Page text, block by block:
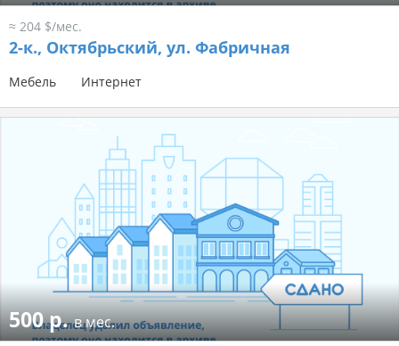
≈ 204 $/мес.
2-к., Октябрьский, ул. Фабричная
Мебель Интернет
500 р.в мес.